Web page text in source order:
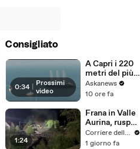
Consigliato
0:34
Prossimi
video
A Capri i 220
metri del più
grande yacht
a vela del
Askanews
10 ore fa
1:24
Frana in Valle
Aurina, ruspe
al lavoro per
rimuovere i
Corriere della Sera
1 giorno fa